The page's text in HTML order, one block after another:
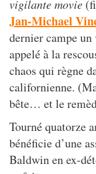
vigilante movie
Jan-Michael
dernier campe
appelé à la
chaos qui règne
californienne.
bête… et le
Tourné quatorze
bénéficie d’une
Baldwin en ex-